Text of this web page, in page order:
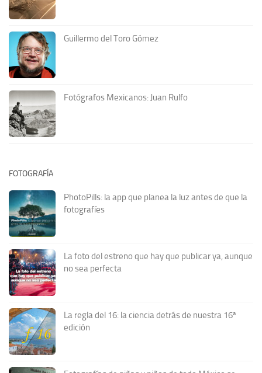
Guillermo del Toro Gómez
Fotógrafos Mexicanos: Juan Rulfo
FOTOGRAFÍA
PhotoPills: la app que planea la luz antes de que la
fotografíes
La foto del estreno que hay que publicar ya, aunque
no sea perfecta
La regla del 16: la ciencia detrás de nuestra 16ª
edición